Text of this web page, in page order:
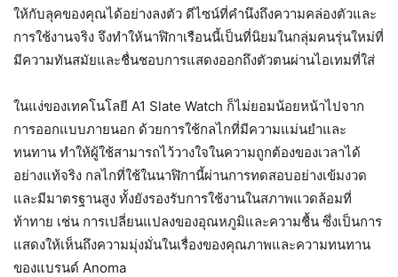
ให้กับลุคของคุณได้อย่างลงตัว ดีไซน์ที่คำนึงถึงความคล่องตัวและ
การใช้งานจริง จึงทำให้นาฬิกาเรือนนี้เป็นที่นิยมในกลุ่มคนรุ่นใหม่ที่
มีความทันสมัยและชื่นชอบการแสดงออกถึงตัวตนผ่านไอเทมที่ใส่
ในแง่ของเทคโนโลยี A1 Slate Watch ก็ไม่ยอมน้อยหน้าไปจาก
การออกแบบภายนอก ด้วยการใช้กลไกที่มีความแม่นยำและ
ทนทาน ทำให้ผู้ใช้สามารถไว้วางใจในความถูกต้องของเวลาได้
อย่างแท้จริง กลไกที่ใช้ในนาฬิกานี้ผ่านการทดสอบอย่างเข้มงวด
และมีมาตรฐานสูง ทั้งยังรองรับการใช้งานในสภาพแวดล้อมที่
ท้าทาย เช่น การเปลี่ยนแปลงของอุณหภูมิและความชื้น ซึ่งเป็นการ
แสดงให้เห็นถึงความมุ่งมั่นในเรื่องของคุณภาพและความทนทาน
ของแบรนด์ Anoma